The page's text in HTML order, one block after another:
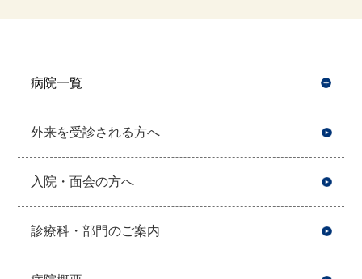
病院一覧
外来を受診される方へ
入院・面会の方へ
診療科・部門のご案内